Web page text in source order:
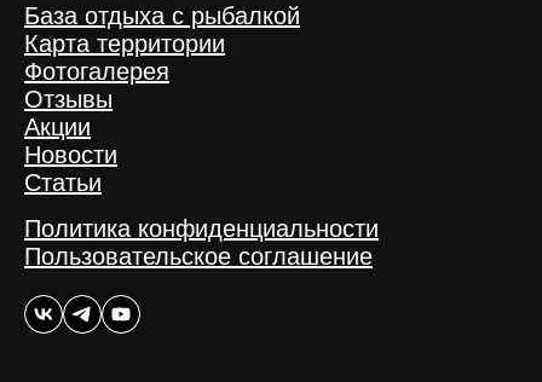
База отдыха с рыбалкой
Карта территории
Фотогалерея
Отзывы
Акции
Новости
Статьи
Политика конфиденциальности
Пользовательское соглашение